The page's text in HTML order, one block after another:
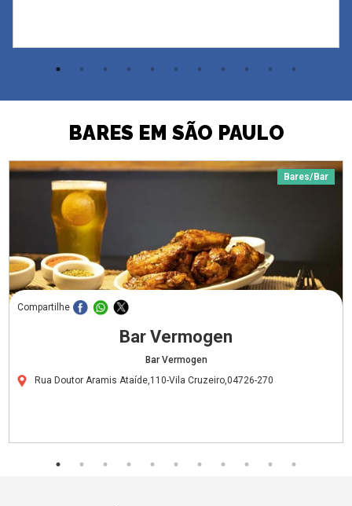
BARES EM SÃO PAULO
Bares/Bar
Compartilhe
Bar Vermogen
Bar Vermogen
Rua Doutor Aramis Ataíde,110-Vila Cruzeiro,04726-270